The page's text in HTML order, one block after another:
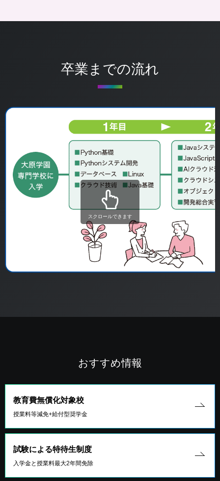
卒業までの流れ
スクロールできます
おすすめ情報
教育費無償化対象校
授業料等減免+給付型奨学金
試験による特待生制度
入学金と授業料最大2年間免除